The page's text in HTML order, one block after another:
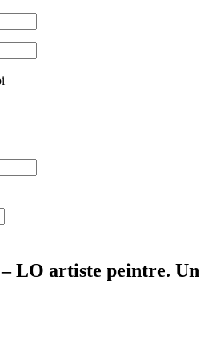
LO artiste peintre. Un